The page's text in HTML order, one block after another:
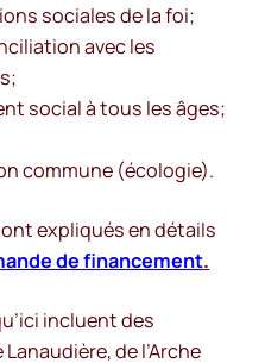
sociales de la foi;
avec les
social à tous les âges;
commune (écologie).
expliqués en détails
de financement.
incluent des
de l’Arche